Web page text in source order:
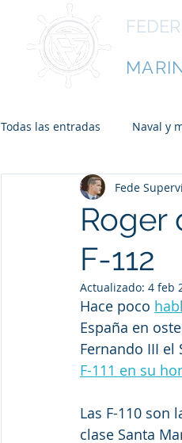
Todas las entradas Naval y
Roger
F-112
Fede
Actualizado: 4 feb
Hace poco
España en
Fernando III el
F-111 en su
Las F-110 son
clase Santa